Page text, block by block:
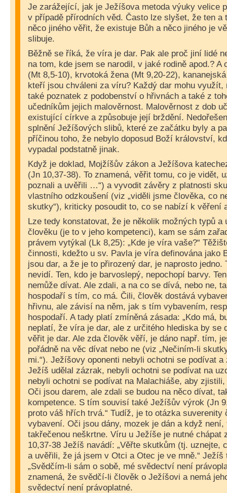
Je zarážející, jak je Ježíšova metoda výuky velice
v případě přírodních věd. Často lze slyšet, že ten a
něco jiného věřit, že existuje Bůh a něco jiného je
slibuje.
Běžně se říká, že víra je dar. Pak ale proč jiní lidé
na tom, kde jsem se narodil, v jaké rodině apod.? A
(Mt 8,5-10), krvotoká žena (Mt 9,20-22),
kteří jsou chváleni za víru? Každý dar mohu využít,
také poznatek z podobenství o hřivnách a také z
učedníkům jejich malověrnost. Malověrnost z dob
existující církve a způsobuje její brždění.
splnění Ježíšových slibů, které ze začátku byly a
příčinou toho, že nebylo doposud Boží království,
vypadal podstatně jinak.
Když je doklad, Mojžíšův zákon a Ježíšova
(Jn 10,37-38). To znamená, věřit tomu, co je vidět,
poznali a uvěřili …“) a vyvodit závěry z platnosti
vlastního odzkoušení (viz „viděli jsme člověka, co
skutky“), kriticky posoudit to, co se nabízí k věření
Lze tedy konstatovat, že je několik možných typů
člověku (je to v jeho kompetenci), kam se sám
právem vytýkal (Lk 8,25): „Kde je víra vaše?“
činnosti, kdežto u sv. Pavla je víra definována jako
jsou dar, a že je to přirozený dar, je naprosto jedno.
nevidí. Ten, kdo je barvoslepý, nepochopí barvy.
nemůže dívat. Ale zdali, a na co se dívá, nebo ne,
hospodaří s tím, co má. Čili, člověk dostává
hřivnu, ale závisí na něm, jak s tím vybavením,
hospodaří. A tady platí zmíněná zásada: „Kdo má,
neplatí, že víra je dar, ale z určitého hlediska by se
věřit je dar. Ale zda člověk věří, je dáno např. tím,
pořádně na věc dívat nebo ne (viz „Nečiním-li
mi.“). Ježíšovy oponenti nebyli ochotni se podívat
Ježíš udělal zázrak, nebyli ochotni se podívat na
nebyli ochotni se podívat na Malachiáše, aby
Oči jsou darem, ale zdali se budou na něco dívat,
kompetence. S tím souvisí také Ježíšův výrok (Jn
proto váš hřích trvá.“ Tudíž, je to otázka suverenity
vybavení. Oči jsou dány, mozek je dán a když
takřečenou neškrtne. Víru u Ježíše je nutné chápat
10,37-38 Ježíš navádí: „Věřte skutkům (tj. uznejte,
a uvěřili, že já jsem v Otci a Otec je ve mně.“
„Svědčím-li sám o sobě, mé svědectví není
znamená, že svědčí-li člověk o Ježíšovi a nemá
svědectví není právoplatné.